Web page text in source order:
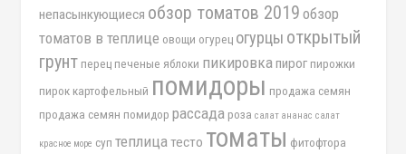
непасынкующиеся обзор томатов 2019 обзор
томатов в теплице овощи огурец огурцы открытый
грунт перец печеные яблоки пикировка пирог пирожки
пирок картофельный помидоры продажа семян
продажа семян помидор рассада роза салат ананас салат
красное море суп теплица тесто томаты фитофтора